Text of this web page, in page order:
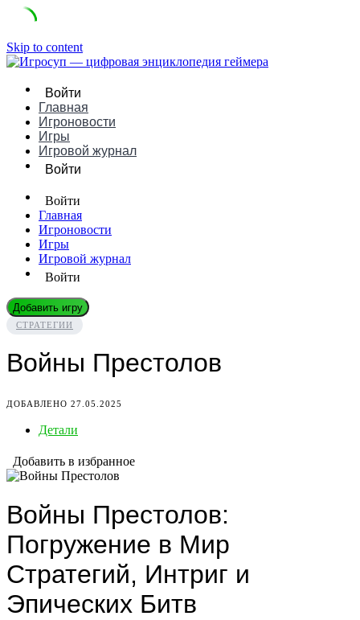
Skip to content
Войти
Главная
Игроновости
Игры
Игровой журнал
Войти
Войти
Главная
Игроновости
Игры
Игровой журнал
Войти
Добавить игру
СТРАТЕГИИ
Войны Престолов
ДОБАВЛЕНО 27.05.2025
Детали
Добавить в избранное
Войны Престолов:
Погружение в Мир
Стратегий, Интриг и
Эпических Битв